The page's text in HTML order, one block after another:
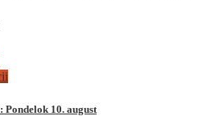
10. august